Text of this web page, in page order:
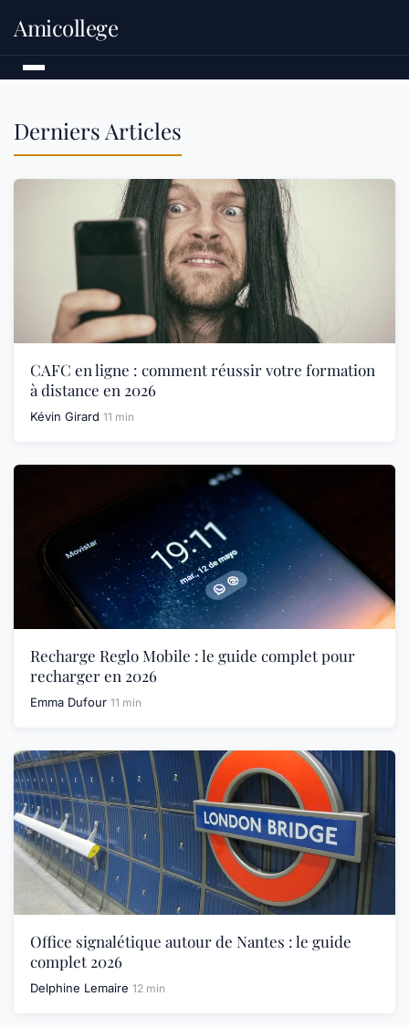
Amicollege
Derniers Articles
CAFC en ligne : comment réussir votre formation
à distance en 2026
Kévin Girard 11 min
Recharge Reglo Mobile : le guide complet pour
recharger en 2026
Emma Dufour 11 min
Office signalétique autour de Nantes : le guide
complet 2026
Delphine Lemaire 12 min